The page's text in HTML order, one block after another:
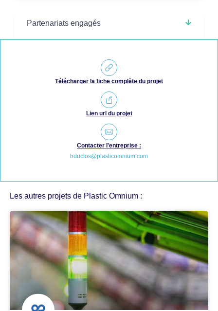
Partenariats engagés
Télécharger la fiche complète du projet
Lien url du projet
Contacter l'entreprise :
bduclos@plasticomnium.com
Les autres projets de Plastic Omnium :